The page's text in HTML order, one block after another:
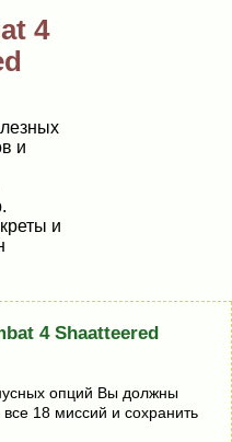
4
и
и
4 Shaatteered
опций Bы дoлжны
вce 18 миccий и coxpaнить